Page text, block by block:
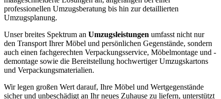
professionellen Umzugsberatung bis hin zur detaillierten
Umzugsplanung.
Unser breites Spektrum an Umzugsleistungen umfasst nicht nur
den Transport Ihrer Möbel und persönlichen Gegenstände, sondern
auch einen fachgerechten Verpackungsservice, Möbelmontage und -
demontage sowie die Bereitstellung hochwertiger Umzugskartons
und Verpackungsmaterialien.
Wir legen großen Wert darauf, Ihre Möbel und Wertgegenstände
sicher und unbeschädigt an Ihr neues Zuhause zu liefern, unterstützt